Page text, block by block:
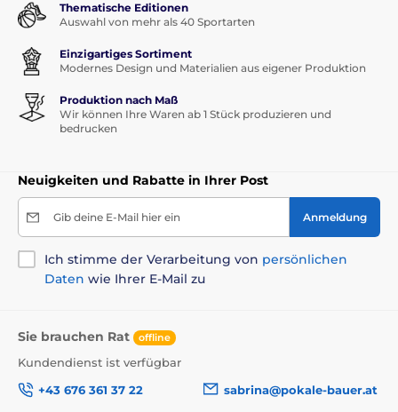
Thematische Editionen
Auswahl von mehr als 40 Sportarten
Einzigartiges Sortiment
Modernes Design und Materialien aus eigener Produktion
Produktion nach Maß
Wir können Ihre Waren ab 1 Stück produzieren und
bedrucken
Neuigkeiten und Rabatte in Ihrer Post
Gib deine E-Mail hier ein Anmeldung
Ich stimme der Verarbeitung von persönlichen
Daten wie Ihrer E-Mail zu
Sie brauchen Rat offline
Kundendienst ist verfügbar
+43 676 361 37 22
sabrina@pokale-bauer.at